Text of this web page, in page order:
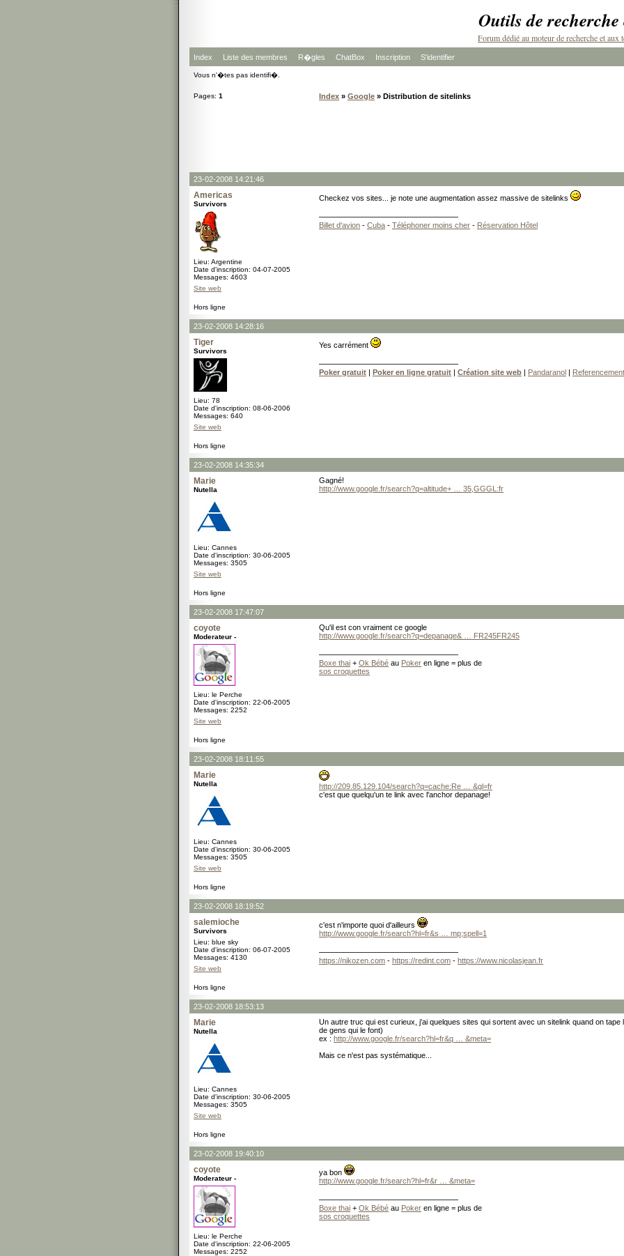
Outils de
Forum dédié au moteur de recherche et aux
Index Liste des membres R�gles ChatBox Inscription S'identifier
Vous n'�tes pas identifi�.
Pages: 1 Index » Google » Distribution de sitelinks
23-02-2008 14:21:46
Americas
Survivors
Lieu: Argentine
Date d'inscription: 04-07-2005
Messages: 4603
Site web
Checkez vos sites... je note une augmentation assez massive de sitelinks
Billet d'avion - Cuba - Téléphoner moins cher - Réservation Hôtel
Hors ligne
23-02-2008 14:28:16
Tiger
Survivors
Lieu: 78
Date d'inscription: 08-06-2006
Messages: 640
Site web
Yes carrément
Poker gratuit | Poker en ligne gratuit | Création site web | Pandaranol | Referencement
Hors ligne
23-02-2008 14:35:34
Marie
Nutella
Lieu: Cannes
Date d'inscription: 30-06-2005
Messages: 3505
Site web
Gagné!
http://www.google.fr/search?q=altitude+ … 35,GGGL:fr
Hors ligne
23-02-2008 17:47:07
coyote
Moderateur -
Lieu: le Perche
Date d'inscription: 22-06-2005
Messages: 2252
Site web
Qu'il est con vraiment ce google
http://www.google.fr/search?q=depanage& … FR245FR245
Boxe thai + Ok Bébé au Poker en ligne = plus de
sos croquettes
Hors ligne
23-02-2008 18:11:55
Marie
Nutella
Lieu: Cannes
Date d'inscription: 30-06-2005
Messages: 3505
Site web
http://209.85.129.104/search?q=cache:Re … &gl=fr
c'est que quelqu'un te link avec l'anchor depanage!
Hors ligne
23-02-2008 18:19:52
salemioche
Survivors
Lieu: blue sky
Date d'inscription: 06-07-2005
Messages: 4130
Site web
c'est n'importe quoi d'ailleurs
http://www.google.fr/search?hl=fr&s … mp;spell=1
https://nikozen.com - https://redint.com - https://www.nicolasjean.fr
Hors ligne
23-02-2008 18:53:13
Marie
Nutella
Lieu: Cannes
Date d'inscription: 30-06-2005
Messages: 3505
Site web
Un autre truc qui est curieux, j'ai quelques sites qui sortent avec un sitelink quand on tape
de gens qui le font)
ex : http://www.google.fr/search?hl=fr&q … &meta=
Mais ce n'est pas systématique...
Hors ligne
23-02-2008 19:40:10
coyote
Moderateur -
Lieu: le Perche
Date d'inscription: 22-06-2005
Messages: 2252
ya bon
http://www.google.fr/search?hl=fr&r … &meta=
Boxe thai + Ok Bébé au Poker en ligne = plus de
sos croquettes